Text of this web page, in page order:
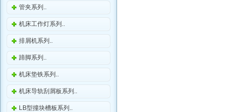
管夹系列..
机床工作灯系列..
排屑机系列..
蹄脚系列..
机床垫铁系列..
机床导轨刮屑板系列..
LB型撞块槽板系列..